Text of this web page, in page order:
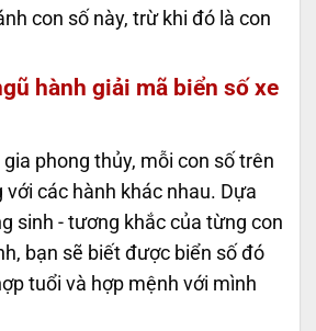
con số này, trừ khi đó là con
hành giải mã biển số xe
phong thủy, mỗi con số trên
với các hành khác nhau. Dựa
sinh - tương khắc của từng con
bạn sẽ biết được biển số đó
tuổi và hợp mệnh với mình